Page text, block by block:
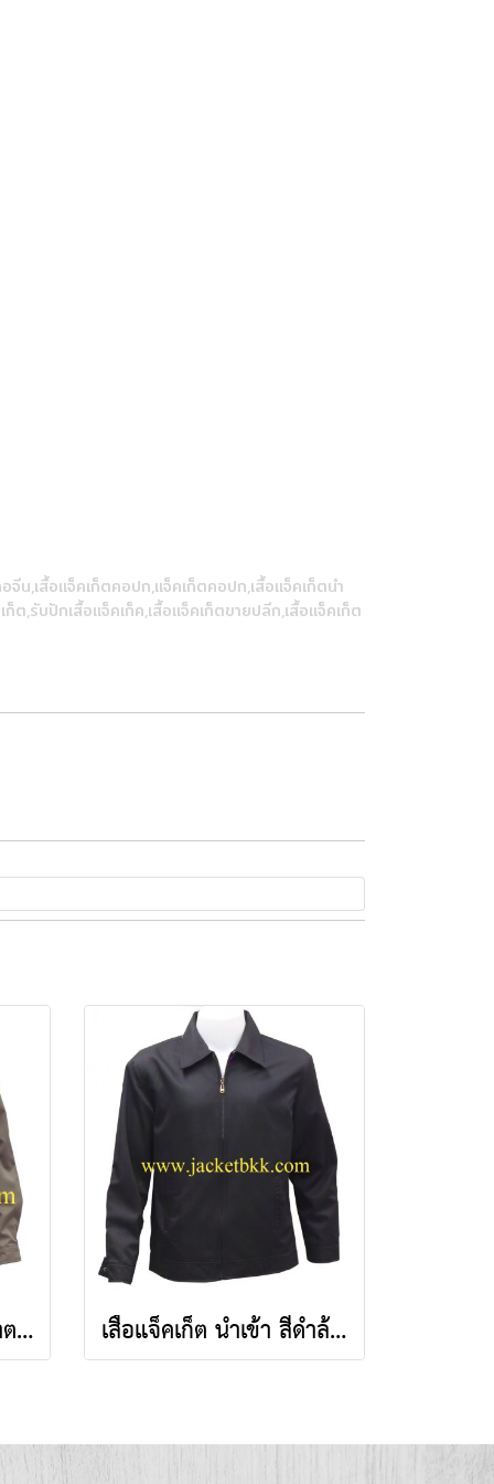
จีน,เสื้อแจ็คเก็ตคอปก,แจ็คเก็ตคอปก,เสื้อแจ็คเก็ตนำ
ก็ต,รับปักเสื้อแจ็คเก็ค,เสื้อแจ็คเก็ตขายปลีก,เสื้อแจ็คเก็ต
เสื้อแจ็คเก็ต นำเข้า สีน้ำตาลเข้ม คอปก เสื้อแจ็คเก็ต นำเข้า สีดำล้วน คอปก